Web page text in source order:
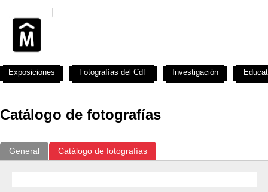
Catálogo de fotografías
General Catálogo de fotografías
Exposiciones Fotografías del CdF Investigación